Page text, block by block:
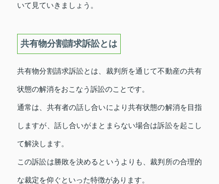
いて見ていきましょう。
共有物分割請求訴訟とは
共有物分割請求訴訟とは、裁判所を通じて不動産の共有
状態の解消をおこなう訴訟のことです。
通常は、共有者の話し合いにより共有状態の解消を目指
しますが、話し合いがまとまらない場合は訴訟を起こし
て解決します。
この訴訟は勝敗を決めるというよりも、裁判所の合理的
な裁定を仰ぐといった特徴があります。